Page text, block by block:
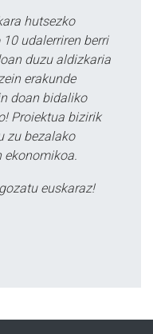
hutsezko
udalerriren berri
duzu aldizkaria
erakunde
doan bidaliko
Proiektua bizirik
zu bezalako
ekonomikoa.
euskaraz!